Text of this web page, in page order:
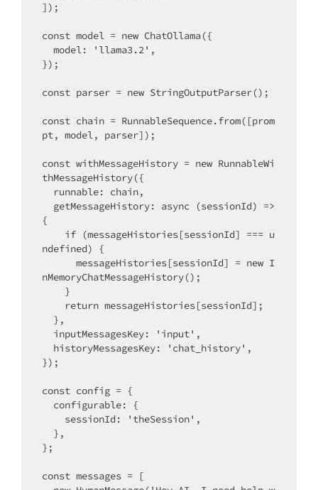
]);
const model = new ChatOllama({
});
const parser = new StringOutputParser();
const chain = RunnableSequence.from([prom
pt, model, parser]);
const withMessageHistory = new RunnableWi
thMessageHistory({
{
ndefined) {
nMemoryChatMessageHistory();
});
const config = {
};
const messages = [